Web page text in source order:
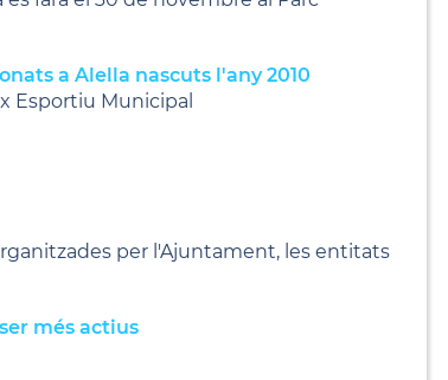
a Alella nascuts l'any 2010
Esportiu Municipal
per l'Ajuntament, les entitats
més actius